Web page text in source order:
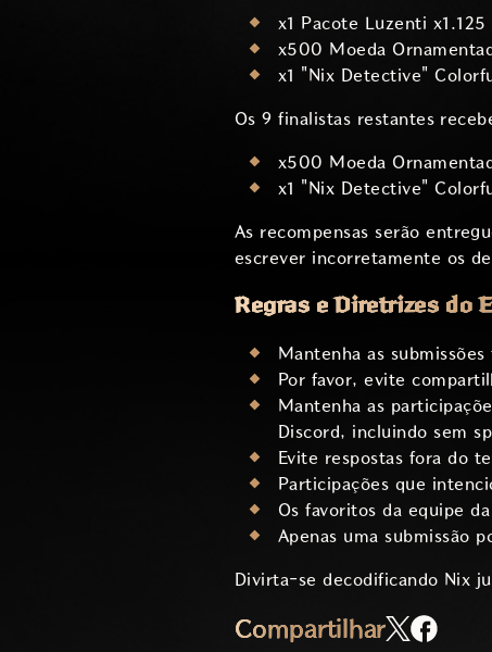
x1 Pacote Luzenti x1.125
x500 Moeda
x1 "Nix Detective"
Os 9 finalistas restantes
x500 Moeda
x1 "Nix Detective"
As recompensas serão
escrever incorretamente os
Regras e Diretrizes do
Mantenha as
Por favor, evite
Mantenha as
Discord, incluindo sem
Evite respostas fora do
Participações que
Os favoritos da equipe
Apenas uma submissão
Divirta-se decodificando Nix
Compartilhar